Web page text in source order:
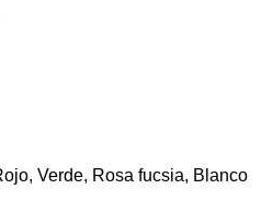
Verde, Rosa fucsia, Blanco